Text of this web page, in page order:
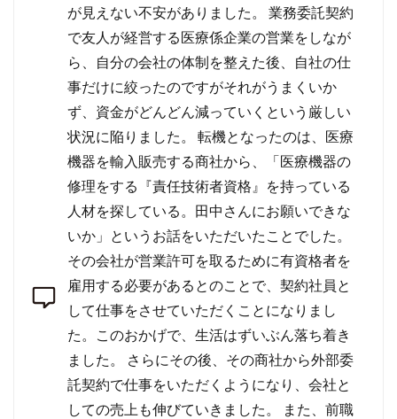
が見えない不安がありました。 業務委託契約
で友人が経営する医療係企業の営業をしなが
ら、自分の会社の体制を整えた後、自社の仕
事だけに絞ったのですがそれがうまくいか
ず、資金がどんどん減っていくという厳しい
状況に陥りました。 転機となったのは、医療
機器を輸入販売する商社から、「医療機器の
修理をする『責任技術者資格』を持っている
人材を探している。田中さんにお願いできな
いか」というお話をいただいたことでした。
その会社が営業許可を取るために有資格者を
雇用する必要があるとのことで、契約社員と
して仕事をさせていただくことになりまし
た。このおかげで、生活はずいぶん落ち着き
ました。 さらにその後、その商社から外部委
託契約で仕事をいただくようになり、会社と
しての売上も伸びていきました。 また、前職